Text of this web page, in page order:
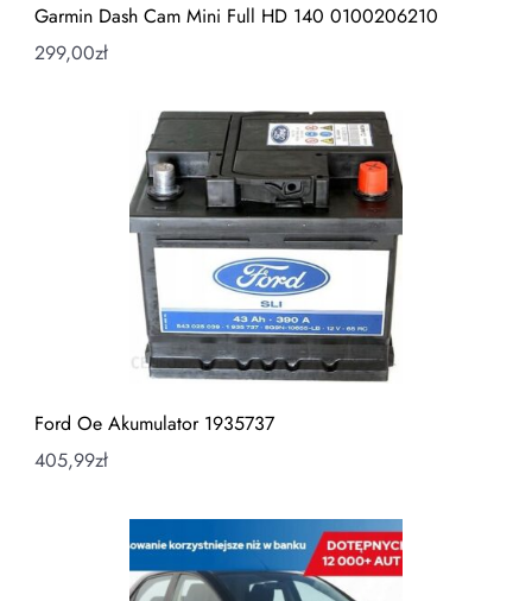
Garmin Dash Cam Mini Full HD 140 0100206210
299,00zł
Ford Oe Akumulator 1935737
405,99zł